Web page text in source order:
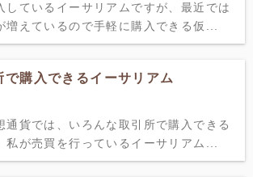
しているイーサリアムですが、最近では
増えているので手軽に購入できる仮...
で購入できるイーサリアム
通貨では、いろんな取引所で購入できる
私が売買を行っているイーサリアム...